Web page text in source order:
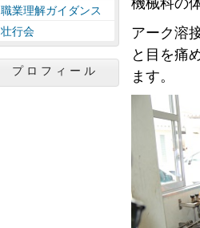
アーク溶
と目を痛
ます。
職業理解ガイダンス
壮行会
プロフィール